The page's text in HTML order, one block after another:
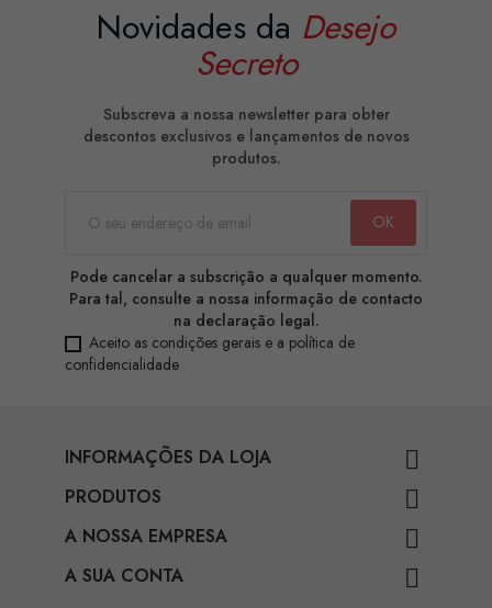
Novidades da Desejo
Secreto
Subscreva a nossa newsletter para obter
descontos exclusivos e lançamentos de novos
produtos.
Pode cancelar a subscrição a qualquer momento.
Para tal, consulte a nossa informação de contacto
na declaração legal.
Aceito as condições gerais e a política de
confidencialidade
INFORMAÇÕES DA LOJA 
PRODUTOS 
A NOSSA EMPRESA 
A SUA CONTA 